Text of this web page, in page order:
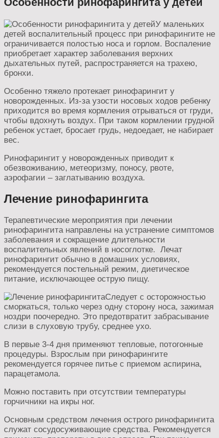
У маленьких
детей воспалительный процесс при ринофарингите не
ограничивается полостью носа и горлом. Воспаление
приобретает характер заболевания верхних
дыхательных путей, распространяется на трахею,
бронхи.
Особенно тяжело протекает ринофарингит у
новорожденных. Из-за узости носовых ходов ребенку
приходится во время кормления отрываться от груди,
чтобы вдохнуть воздух. При таком кормлении грудной
ребенок устает, бросает грудь, недоедает, не набирает
вес.
Ринофарингит у новорожденных приводит к
обезвоживанию, метеоризму, поносу, рвоте,
аэрофагии – заглатыванию воздуха.
Лечение ринофарингита
Терапевтические мероприятия при лечении
ринофарингита направлены на устранение симптомов
заболевания и сокращение длительности
воспалительных явлений в носоглотке. Лечат
ринофарингит обычно в домашних условиях,
рекомендуется постельный режим, диетическое
питание, исключающее острую пищу.
Следует с осторожностью
сморкаться, только через одну сторону носа, зажимая
ноздри поочередно. Это предотвратит забрасывание
слизи в слуховую трубу, среднее ухо.
В первые 3-4 дня применяют тепловые, потогонные
процедуры. Взрослым при ринофарингите
рекомендуется горячее питье с приемом аспирина,
парацетамола.
Можно поставить при отсутствии температуры
горчичники на икры ног.
Основным средством лечения острого ринофарингита
служат сосудосуживающие средства. Рекомендуется